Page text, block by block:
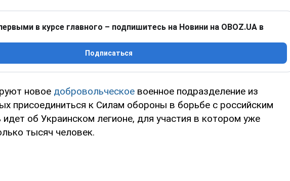
в курсе главного – подпишитесь на Новини на OBOZ.UA в
Подписаться
новое добровольческое военное подразделение из
присоединиться к Силам обороны в борьбе с российским
идет об Украинском легионе, для участия в котором уже
тысяч человек.